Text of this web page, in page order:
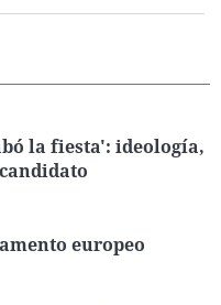
la fiesta': ideología,
europeo